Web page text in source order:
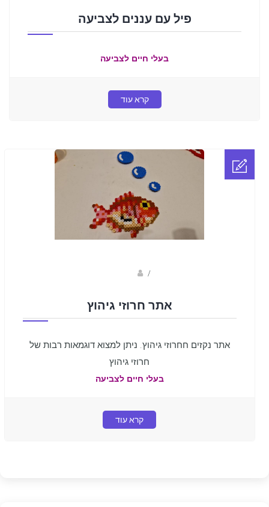
פיל עם עננים לצביעה
בעלי חיים לצביעה
קרא עוד
/
אתר חרוזי גיהוץ
אתר נקזים חחרוזי גיהוץ. ניתן למצוא דוגמאות רבות של
חרוזי גיהוץ
בעלי חיים לצביעה
קרא עוד